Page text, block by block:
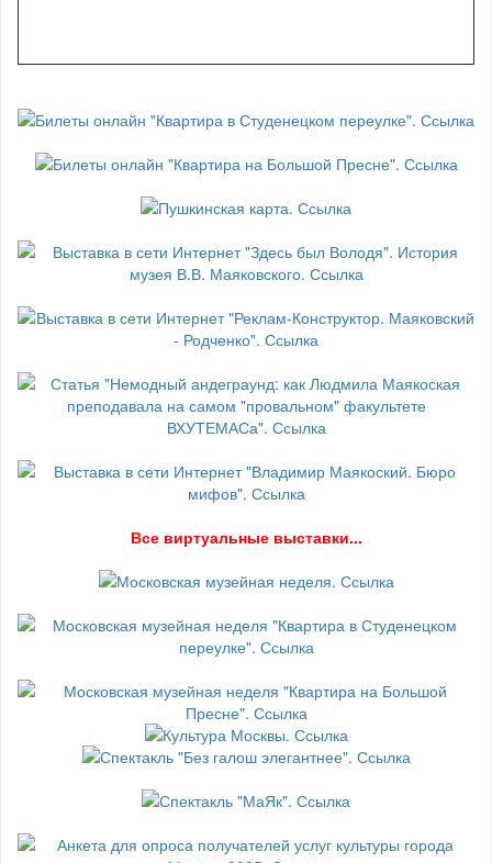
Все виртуальные выставки...